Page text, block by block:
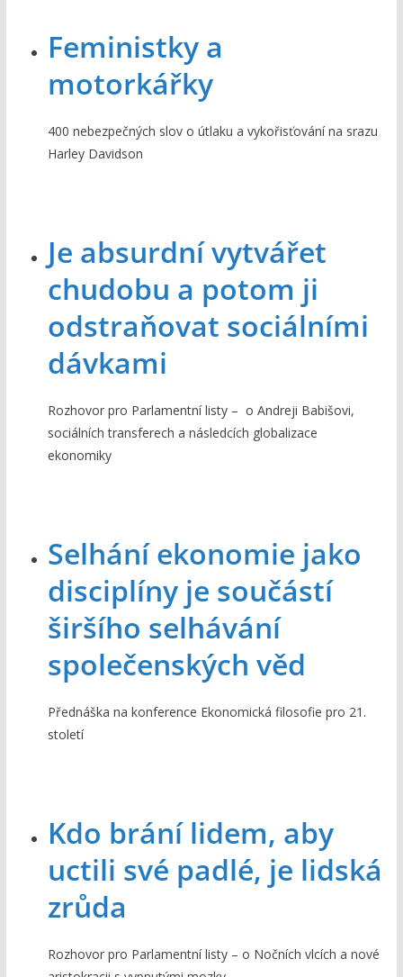
Feministky a
motorkářky
400 nebezpečných slov o útlaku a vykořisťování na srazu
Harley Davidson
Je absurdní vytvářet
chudobu a potom ji
odstraňovat sociálními
dávkami
Rozhovor pro Parlamentní listy – o Andreji Babišovi,
sociálních transferech a následcích globalizace
ekonomiky
Selhání ekonomie jako
disciplíny je součástí
širšího selhávání
společenských věd
Přednáška na konference Ekonomická filosofie pro 21.
století
Kdo brání lidem, aby
uctili své padlé, je lidská
zrůda
Rozhovor pro Parlamentní listy – o Nočních vlcích a nové